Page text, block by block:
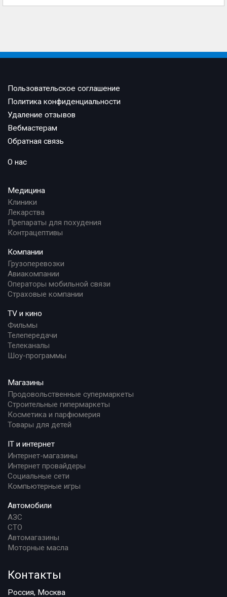
Пользовательское соглашение
Политика конфиденциальности
Удаление отзывов
Вебмастерам
Обратная связь
О нас
Медицина
Клиники
Лекарства
Препараты для похудения
Контрацептивы
Компании
Грузоперевозки
Авиакомпании
Операторы мобильной связи
Страховые компании
TV и кино
Фильмы
Телепередачи
Телеканалы
Шоу-программы
Магазины
Продовольственные супермаркеты
Строительные гипермаркеты
Косметика и парфюмерия
Товары для детей
IT и интернет
Интернет-магазины
Интернет провайдеры
Социальные сети
Компьютерные игры
Автомобили
АЗС
СТО
Автомагазины
Моторные масла
Контакты
Россия, Москва